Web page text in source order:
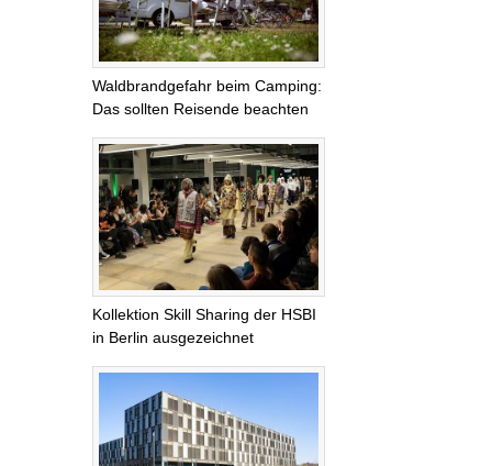
Waldbrandgefahr beim Camping:
Das sollten Reisende beachten
Kollektion Skill Sharing der HSBI
in Berlin ausgezeichnet